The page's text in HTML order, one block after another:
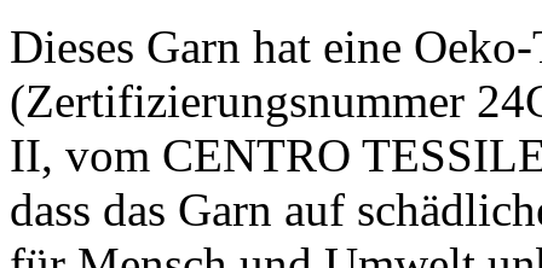
Dieses Garn hat eine
(Zertifizierungsnummer
II, vom CENTRO
dass das Garn auf